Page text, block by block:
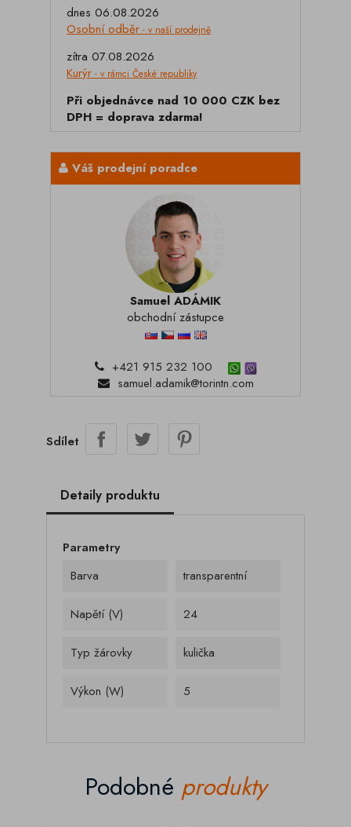
dnes 06.08.2026
Osobní odběr - v naší prodejně
zítra 07.08.2026
Kurýr - v rámci České republiky
Při objednávce nad 10 000 CZK bez
DPH = doprava zdarma!
Váš prodejní poradce
Samuel ADÁMIK
obchodní zástupce
+421 915 232 100
samuel.adamik@torintn.com
Sdílet
Detaily produktu
Parametry
Barva
transparentní
Napětí (V) 24
Typ žárovky kulička
Výkon (W) 5
Podobné produkty